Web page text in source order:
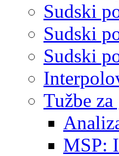
Sudski
Sudski
Sudski
Tužbe
MSP: